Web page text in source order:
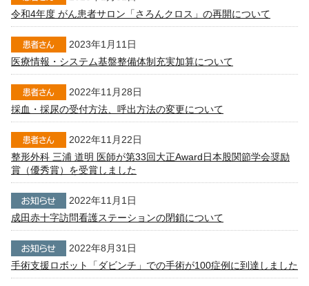
令和4年度 がん患者サロン「さろんクロス」の再開について
2023年1月11日
医療情報・システム基盤整備体制充実加算について
2022年11月28日
採血・採尿の受付方法、呼出方法の変更について
2022年11月22日
整形外科 三浦 道明 医師が第33回大正Award日本股関節学会奨励
賞（優秀賞）を受賞しました
2022年11月1日
成田赤十字訪問看護ステーションの閉鎖について
2022年8月31日
手術支援ロボット「ダビンチ」での手術が100症例に到達しました